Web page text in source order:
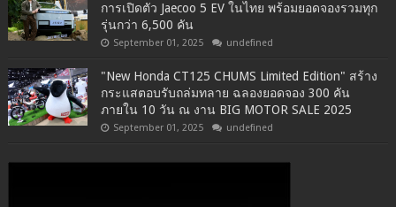
การเปิดตัว Jaecoo 5 EV ในไทย พร้อมยอดจองรวมทุก
รุ่นกว่า 6,500 คัน
September 01, 2025 undefined
"New Honda CT125 CHUMS Limited Edition" สร้าง
กระแสตอบรับถล่มทลาย ฉลองยอดจอง 300 คัน
ภายใน 10 วัน ณ งาน BIG MOTOR SALE 2025
September 01, 2025 undefined